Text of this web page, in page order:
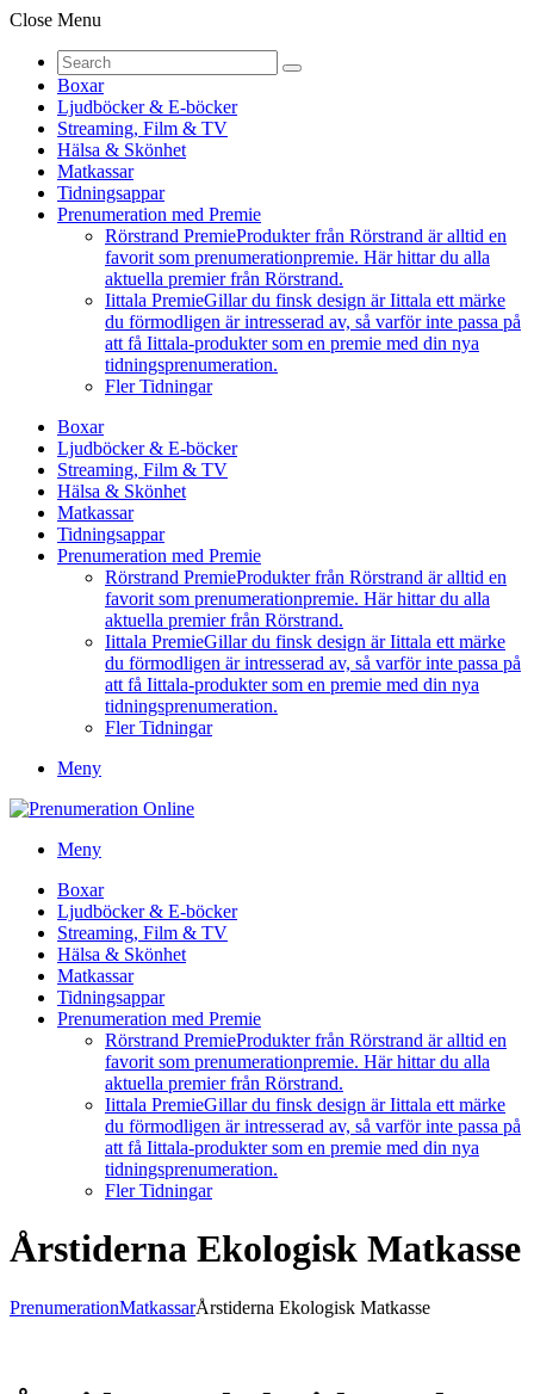
Close Menu
Boxar
Ljudböcker & E-böcker
Streaming, Film & TV
Hälsa & Skönhet
Matkassar
Tidningsappar
Prenumeration med Premie
Rörstrand PremieProdukter från Rörstrand är alltid en
favorit som prenumerationpremie. Här hittar du alla
aktuella premier från Rörstrand.
Iittala PremieGillar du finsk design är Iittala ett märke
du förmodligen är intresserad av, så varför inte passa på
att få Iittala-produkter som en premie med din nya
tidningsprenumeration.
Fler Tidningar
Boxar
Ljudböcker & E-böcker
Streaming, Film & TV
Hälsa & Skönhet
Matkassar
Tidningsappar
Prenumeration med Premie
Rörstrand PremieProdukter från Rörstrand är alltid en
favorit som prenumerationpremie. Här hittar du alla
aktuella premier från Rörstrand.
Iittala PremieGillar du finsk design är Iittala ett märke
du förmodligen är intresserad av, så varför inte passa på
att få Iittala-produkter som en premie med din nya
tidningsprenumeration.
Fler Tidningar
Meny
Meny
Boxar
Ljudböcker & E-böcker
Streaming, Film & TV
Hälsa & Skönhet
Matkassar
Tidningsappar
Prenumeration med Premie
Rörstrand PremieProdukter från Rörstrand är alltid en
favorit som prenumerationpremie. Här hittar du alla
aktuella premier från Rörstrand.
Iittala PremieGillar du finsk design är Iittala ett märke
du förmodligen är intresserad av, så varför inte passa på
att få Iittala-produkter som en premie med din nya
tidningsprenumeration.
Fler Tidningar
Årstiderna Ekologisk Matkasse
PrenumerationMatkassarÅrstiderna Ekologisk Matkasse